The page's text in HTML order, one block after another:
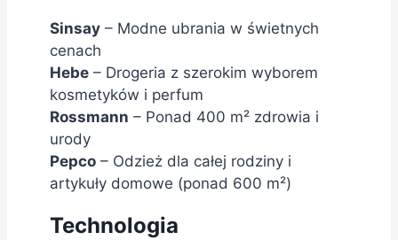
Sinsay – Modne ubrania w świetnych
cenach
Hebe – Drogeria z szerokim wyborem
kosmetyków i perfum
Rossmann – Ponad 400 m² zdrowia i
urody
Pepco – Odzież dla całej rodziny i
artykuły domowe (ponad 600 m²)
Technologia